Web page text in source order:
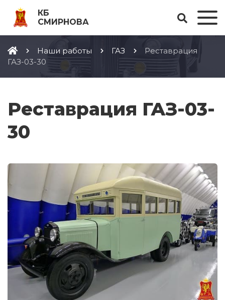
КБ
СМИРНОВА
Наши работы ГАЗ
Реставрация
ГАЗ-03-30
Реставрация ГАЗ-03-
30